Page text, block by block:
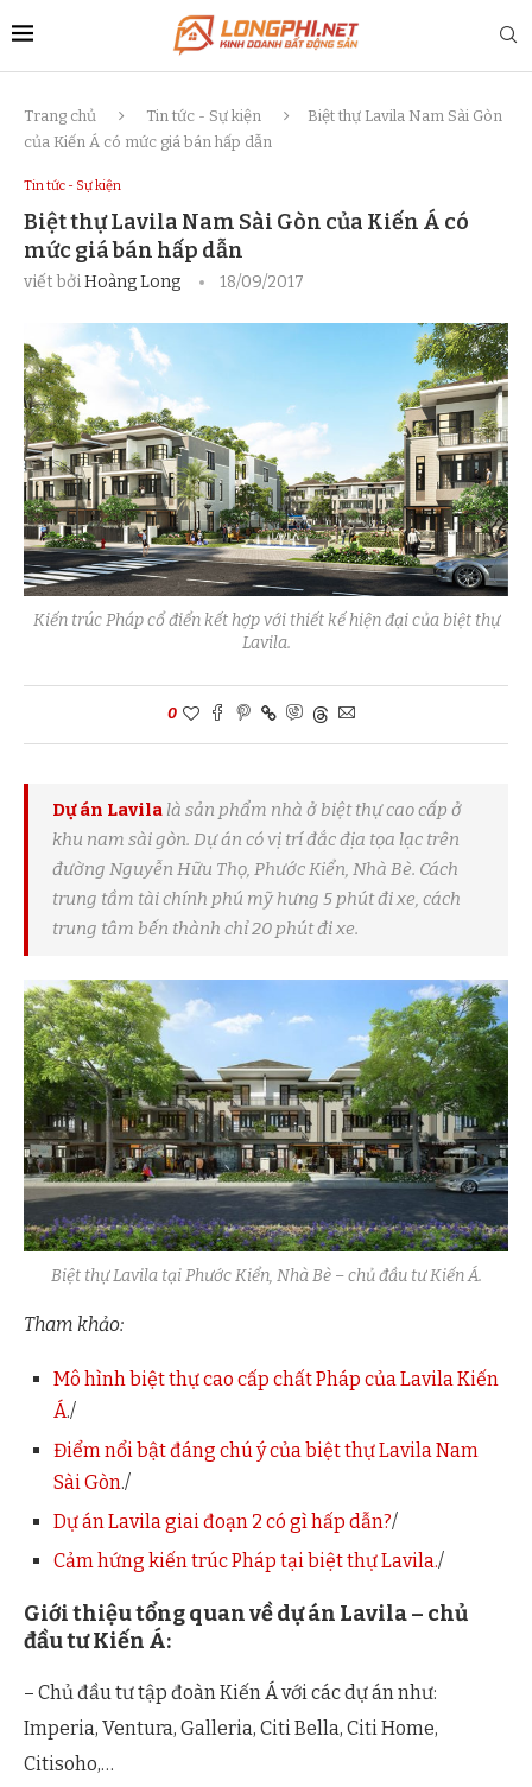
Trang chủ Tin tức - Sự kiện
Biệt thự Lavila Nam Sài Gòn
của Kiến Á có mức giá bán hấp dẫn
Tin tức - Sự kiện
Biệt thự Lavila Nam Sài Gòn của Kiến Á có
mức giá bán hấp dẫn
viết bởiHoàng Long 18/09/2017
Kiến trúc Pháp cổ điển kết hợp với thiết kế hiện đại của biệt thự
Lavila.
0
Dự án Lavilalà sản phẩm nhà ở biệt thự cao cấp ở
khu nam sài gòn. Dự án có vị trí đắc địa tọa lạc trên
đường Nguyễn Hữu Thọ, Phước Kiển, Nhà Bè. Cách
trung tầm tài chính phú mỹ hưng 5 phút đi xe, cách
trung tâm bến thành chỉ 20 phút đi xe.
Biệt thự Lavila tại Phước Kiển, Nhà Bè – chủ đầu tư Kiến Á.
Tham khảo:
Mô hình biệt thự cao cấp chất Pháp của Lavila Kiến
Á./
Điểm nổi bật đáng chú ý của biệt thự Lavila Nam
Sài Gòn./
Dự án Lavila giai đoạn 2 có gì hấp dẫn?/
Cảm hứng kiến trúc Pháp tại biệt thự Lavila./
Giới thiệu tổng quan về dự án Lavila – chủ
đầu tư Kiến Á:
– Chủ đầu tư tập đoàn Kiến Á với các dự án như:
Imperia, Ventura, Galleria, Citi Bella, Citi Home,
Citisoho,…